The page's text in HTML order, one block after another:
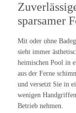
sparsamer
Mit oder ohne
sieht immer
heimischen Pool in
aus der Ferne
und versetzt Sie in
wenigen
Betrieb nehmen.